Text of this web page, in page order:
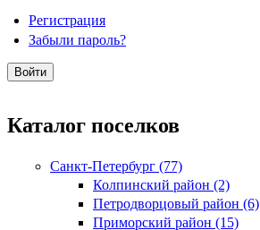
Регистрация
Забыли пароль?
Каталог поселков
Санкт-Петербург (77)
Колпинский район (2)
Петродворцовый район (6)
Приморский район (15)